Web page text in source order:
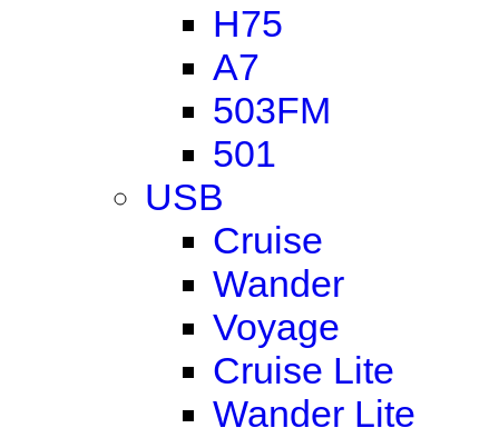
H75
A7
503FM
501
USB
Cruise
Wander
Voyage
Cruise Lite
Wander Lite